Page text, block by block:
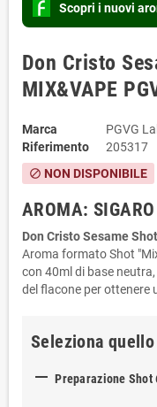
Scopri i nuovi
Don Cristo
MIX&VAPE
Marca
PGVG
Riferimento
205317
block NON DISPONIBILE
AROMA:
Don Cristo Sesame
Aroma formato Shot
con 40ml di base
del flacone per ottenere
Seleziona
 Preparazione Shot